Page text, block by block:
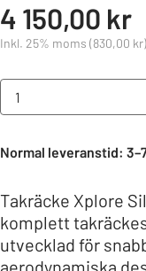
4 150,00 kr
Inkl. 25% moms (830,00 kr)
Normal leveranstid:
Takräcke Xplore
komplett
utvecklad för
aerodynamiska